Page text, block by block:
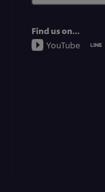
Find us on...
YouTube